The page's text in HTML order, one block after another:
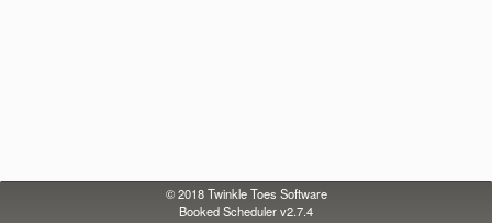
© 2018Twinkle Toes Software
Booked Scheduler v2.7.4